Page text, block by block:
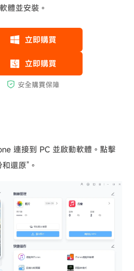
體並安裝。
連接到 PC 並啟動軟體。點擊
還原”。